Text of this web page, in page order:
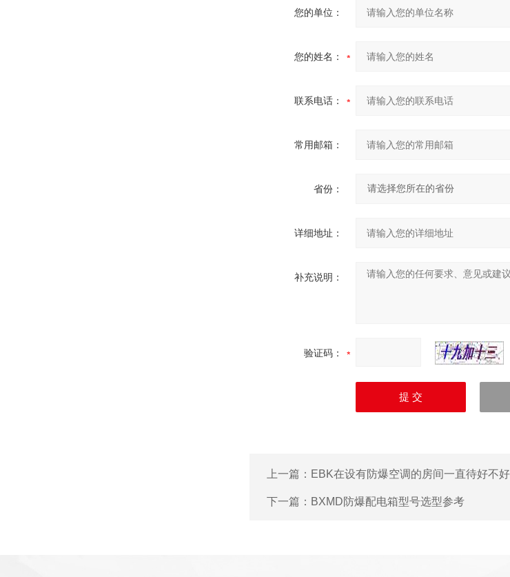
您的单位：
您的姓名：
联系电话：
常用邮箱：
省份：
详细地址：
补充说明：
验证码：
上一篇： EBK在设有防爆空调的房间一直待好不好
下一篇： BXMD防爆配电箱型号选型参考